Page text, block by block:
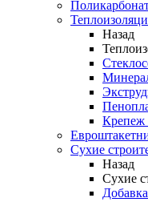
Назад
Крепеж
Сухие
Назад
Сухие